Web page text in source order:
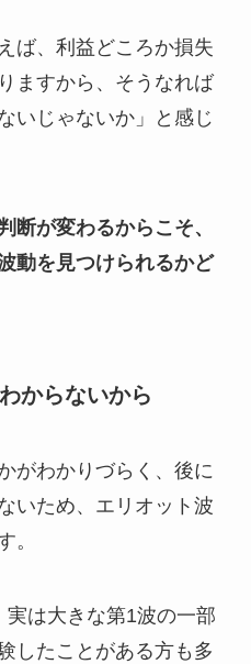
ば、利益どころか損失
ますから、そうなれば
いじゃないか」と感じ
断が変わるからこそ、
動を見つけられるかど
からないから
がわかりづらく、後に
いため、エリオット波
。
は大きな第1波の一部
したことがある方も多